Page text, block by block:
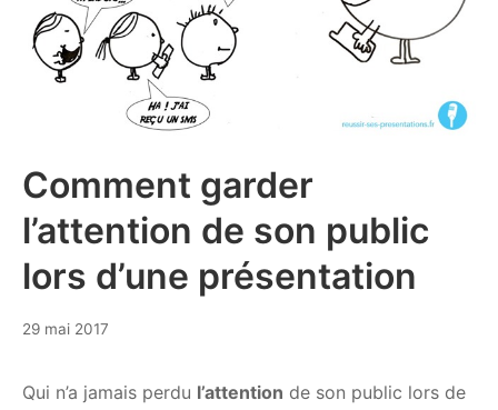
Comment garder
l’attention de son public
lors d’une présentation
29 mai 2017
Qui n’a jamais perdu l’attention de son public lors de